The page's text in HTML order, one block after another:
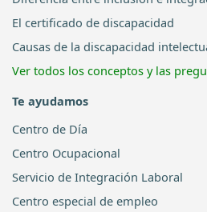
El certificado de discapacidad
Causas de la discapacidad
Ver todos los conceptos y las
Te ayudamos
Centro de Día
Centro Ocupacional
Servicio de Integración Laboral
Centro especial de empleo